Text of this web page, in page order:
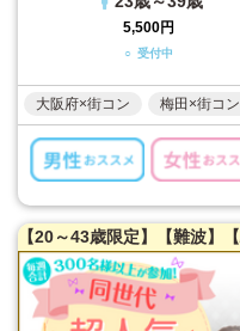
5,500円
○ 受付中
大阪府×街コン 梅田×街コン